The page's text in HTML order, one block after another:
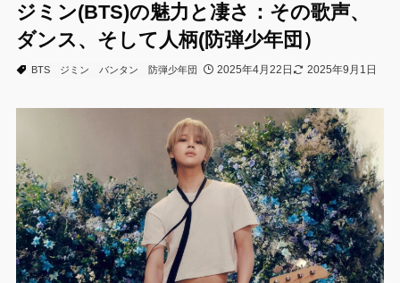
ジミン(BTS)の魅力と凄さ：その歌声、
ダンス、そして人柄(防弾少年団）
BTS ジミン バンタン 防弾少年団 2025年4月22日 2025年9月1日